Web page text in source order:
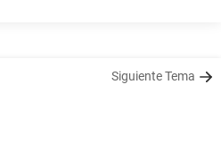
Siguiente Tema